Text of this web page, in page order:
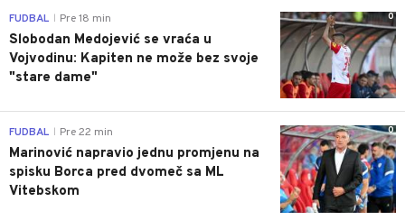
0
FUDBAL Pre 18 min
Slobodan Medojević se vraća u
Vojvodinu: Kapiten ne može bez svoje
"stare dame"
0
FUDBAL Pre 22 min
Marinović napravio jednu promjenu na
spisku Borca pred dvomeč sa ML
Vitebskom